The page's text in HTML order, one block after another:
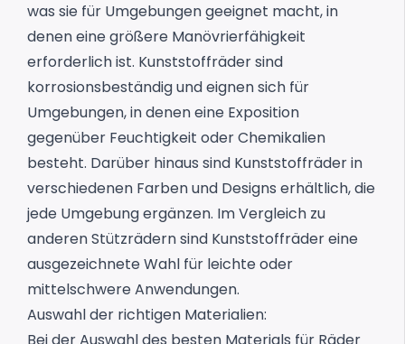
was sie für Umgebungen geeignet macht, in
denen eine größere Manövrierfähigkeit
erforderlich ist. Kunststoffräder sind
korrosionsbeständig und eignen sich für
Umgebungen, in denen eine Exposition
gegenüber Feuchtigkeit oder Chemikalien
besteht. Darüber hinaus sind Kunststoffräder in
verschiedenen Farben und Designs erhältlich, die
jede Umgebung ergänzen. Im Vergleich zu
anderen Stützrädern sind Kunststoffräder eine
ausgezeichnete Wahl für leichte oder
mittelschwere Anwendungen.
Auswahl der richtigen Materialien: